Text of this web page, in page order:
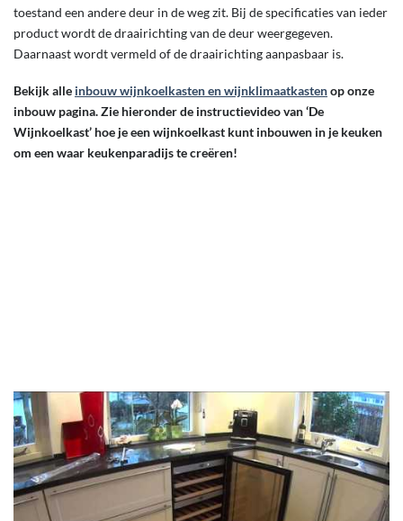
toestand een andere deur in de weg zit. Bij de specificaties van ieder
product wordt de draairichting van de deur weergegeven.
Daarnaast wordt vermeld of de draairichting aanpasbaar is.
Bekijk alle inbouw wijnkoelkasten en wijnklimaatkastenop onze
inbouw pagina. Zie hieronder de instructievideo van ‘De
Wijnkoelkast’ hoe je een wijnkoelkast kunt inbouwen in je keuken
om een waar keukenparadijs te creëren!